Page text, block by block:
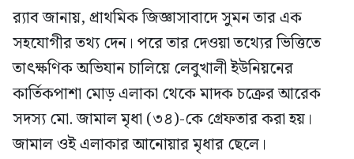
র‍্যাব জানায়, প্রাথমিক জিজ্ঞাসাবাদে সুমন তার এক
সহযোগীর তথ্য দেন। পরে তার দেওয়া তথ্যের ভিত্তিতে
তাৎক্ষণিক অভিযান চালিয়ে লেবুখালী ইউনিয়নের
কার্তিকপাশা মোড় এলাকা থেকে মাদক চক্রের আরেক
সদস্য মো. জামাল মৃধা (৩৪)-কে গ্রেফতার করা হয়।
জামাল ওই এলাকার আনোয়ার মৃধার ছেলে।